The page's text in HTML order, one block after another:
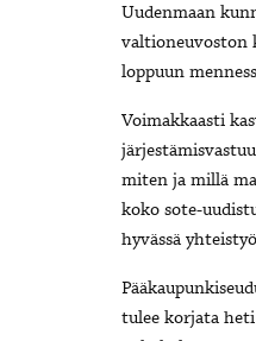
Uudenmaan
valtioneuvoston
loppuun
Voimakkaasti
miten ja millä
koko sote-
hyvässä
tulee korjata